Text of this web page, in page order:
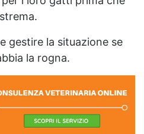
gestire la situazione se
la rogna.